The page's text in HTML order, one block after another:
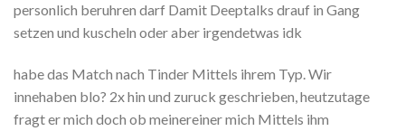
personlich beruhren darf Damit Deeptalks drauf in Gang
setzen und kuscheln oder aber irgendetwas idk
habe das Match nach Tinder Mittels ihrem Typ. Wir
innehaben blo? 2x hin und zuruck geschrieben, heutzutage
fragt er mich doch ob meinereiner mich Mittels ihm